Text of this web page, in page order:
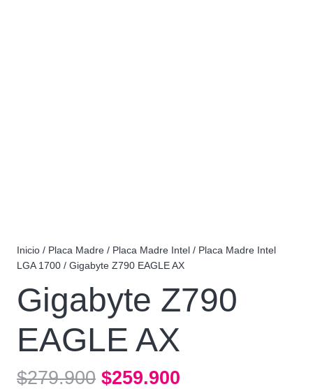
Inicio / Placa Madre / Placa Madre Intel / Placa Madre Intel
LGA 1700 / Gigabyte Z790 EAGLE AX
Gigabyte Z790
EAGLE AX
$279.900 El
$259.900